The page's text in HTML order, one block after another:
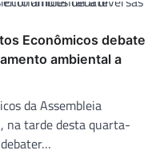
Econômicos debate
ambiental a
da Assembleia
na tarde desta quarta-